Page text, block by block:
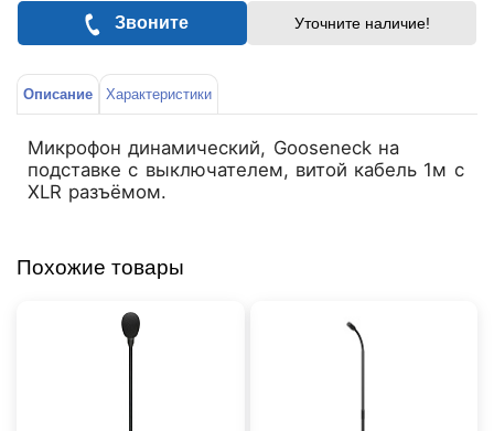
Звоните Уточните наличие!
Описание Характеристики
Микрофон динамический, Gooseneck на
подставке с выключателем, витой кабель 1м с
XLR разъёмом.
Похожие товары